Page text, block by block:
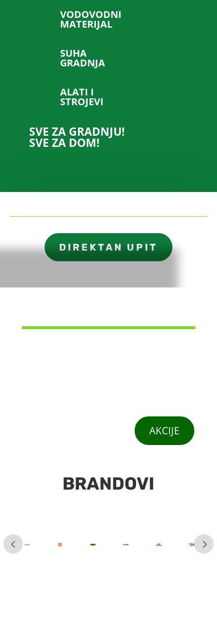
VODOVODNI
MATERIJAL
SUHA
GRADNJA
ALATI I
STROJEVI
SVE ZA GRADNJU!
SVE ZA DOM!
DIREKTAN UPIT
AKCIJE
BRANDOVI